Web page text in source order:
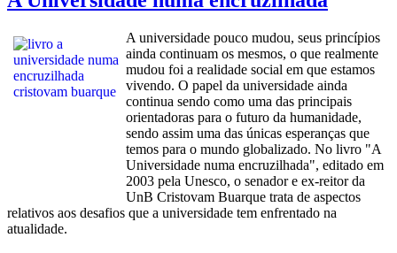
A universidade pouco mudou, seus princípios
ainda continuam os mesmos, o que realmente
mudou foi a realidade social em que estamos
vivendo. O papel da universidade ainda
continua sendo como uma das principais
orientadoras para o futuro da humanidade,
sendo assim uma das únicas esperanças que
temos para o mundo globalizado. No livro "A
Universidade numa encruzilhada", editado em
2003 pela Unesco, o senador e ex-reitor da
UnB Cristovam Buarque trata de aspectos
relativos aos desafios que a universidade tem enfrentado na
atualidade.